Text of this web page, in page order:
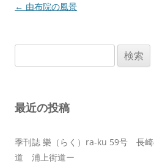
投
シ
ン
← 由布院の風景
索:
最近の投稿
季刊誌 樂（らく）ra-ku 59号 長
道 浦上街道ー